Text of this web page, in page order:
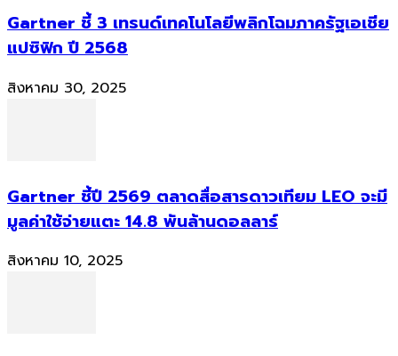
Gartner ชี้ 3 เทรนด์เทคโนโลยีพลิกโฉมภาครัฐเอเชีย
แปซิฟิก ปี 2568
สิงหาคม 30, 2025
Gartner ชี้ปี 2569 ตลาดสื่อสารดาวเทียม LEO จะมี
มูลค่าใช้จ่ายแตะ 14.8 พันล้านดอลลาร์
สิงหาคม 10, 2025